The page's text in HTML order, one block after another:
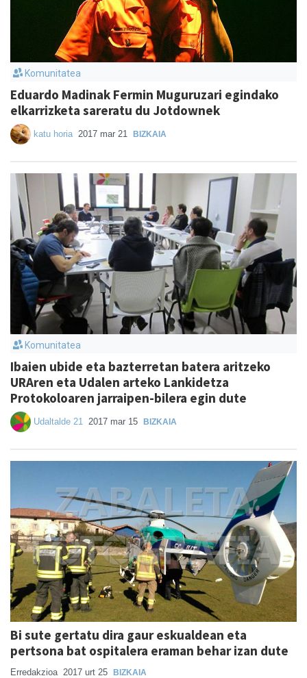
Komunitatea
Eduardo Madinak Fermin Muguruzari egindako
elkarrizketa sareratu du Jotdownek
katu horia 2017 mar 21 BIZKAIA
Komunitatea
Ibaien ubide eta bazterretan batera aritzeko
URAren eta Udalen arteko Lankidetza
Protokoloaren jarraipen-bilera egin dute
Udaltalde 21 2017 mar 15 BIZKAIA
Bi sute gertatu dira gaur eskualdean eta
pertsona bat ospitalera eraman behar izan dute
Erredakzioa 2017 urt 25 BIZKAIA